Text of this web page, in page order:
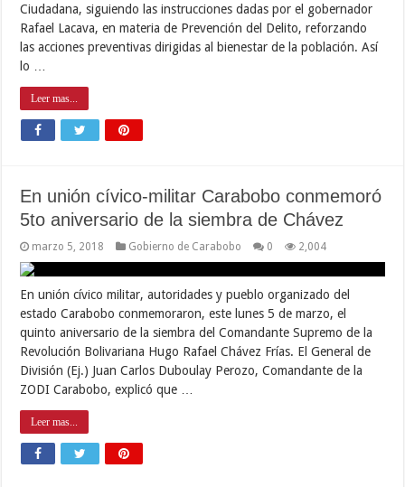
Ciudadana, siguiendo las instrucciones dadas por el gobernador
Rafael Lacava, en materia de Prevención del Delito, reforzando
las acciones preventivas dirigidas al bienestar de la población. Así
lo …
Leer mas...
En unión cívico-militar Carabobo conmemoró
5to aniversario de la siembra de Chávez
marzo 5, 2018 Gobierno de Carabobo 0 2,004
En unión cívico militar, autoridades y pueblo organizado del
estado Carabobo conmemoraron, este lunes 5 de marzo, el
quinto aniversario de la siembra del Comandante Supremo de la
Revolución Bolivariana Hugo Rafael Chávez Frías. El General de
División (Ej.) Juan Carlos Duboulay Perozo, Comandante de la
ZODI Carabobo, explicó que …
Leer mas...